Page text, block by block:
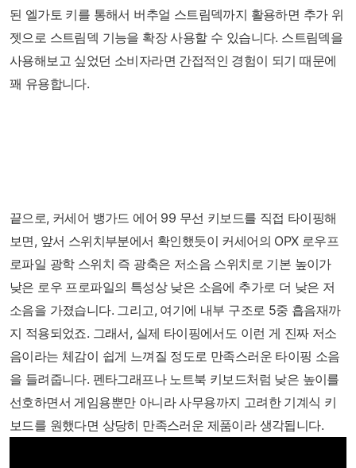
된 엘가토 키를 통해서 버추얼 스트림덱까지 활용하면 추가 위
젯으로 스트림덱 기능을 확장 사용할 수 있습니다. 스트림덱을
사용해보고 싶었던 소비자라면 간접적인 경험이 되기 때문에
꽤 유용합니다.
끝으로, 커세어 뱅가드 에어 99 무선 키보드를 직접 타이핑해
보면, 앞서 스위치부분에서 확인했듯이 커세어의 OPX 로우프
로파일 광학 스위치 즉 광축은 저소음 스위치로 기본 높이가
낮은 로우 프로파일의 특성상 낮은 소음에 추가로 더 낮은 저
소음을 가졌습니다. 그리고, 여기에 내부 구조로 5중 흡음재까
지 적용되었죠. 그래서, 실제 타이핑에서도 이런 게 진짜 저소
음이라는 체감이 쉽게 느껴질 정도로 만족스러운 타이핑 소음
을 들려줍니다. 펜타그래프나 노트북 키보드처럼 낮은 높이를
선호하면서 게임용뿐만 아니라 사무용까지 고려한 기계식 키
보드를 원했다면 상당히 만족스러운 제품이라 생각됩니다.